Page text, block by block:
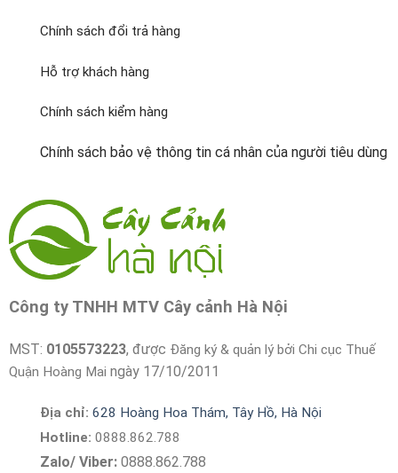
Chính sách đổi trả hàng
Hỗ trợ khách hàng
Chính sách kiểm hàng
Chính sách bảo vệ thông tin cá nhân của người tiêu dùng
Công ty TNHH MTV Cây cảnh Hà Nội
MST: 0105573223, được Đăng ký & quản lý bởi Chi cục Thuế
Quận Hoàng Mai ngày 17/10/2011
Địa chỉ: 628 Hoàng Hoa Thám, Tây Hồ, Hà Nội
Hotline: 0888.862.788
Zalo/ Viber:0888.862.788